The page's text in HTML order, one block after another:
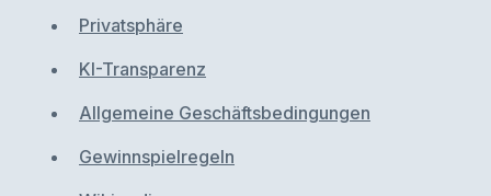
Privatsphäre
KI-Transparenz
Allgemeine Geschäftsbedingungen
Gewinnspielregeln